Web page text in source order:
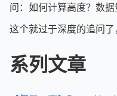
问：如何计算高度？数
这个就过于深度的追问了
系列文章